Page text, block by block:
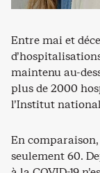
Entre mai et
maintenu au-
plus de 2000
l’Institut
En
seulement 60.